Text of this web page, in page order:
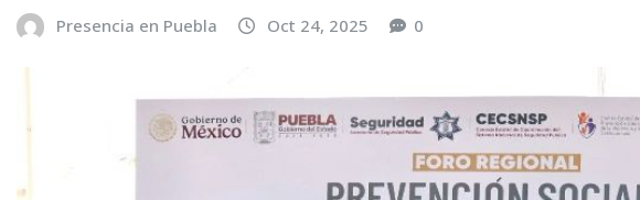
Presencia en Puebla Oct 24, 2025 0